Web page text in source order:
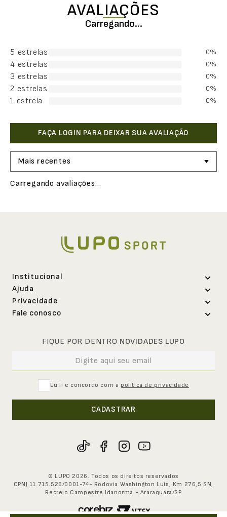
AVALIAÇÕES
Carregando…
5 estrelas 0%
4 estrelas 0%
3 estrelas 0%
2 estrelas 0%
1 estrela 0%
Mais recentes
Carregando avaliações…
Institucional
Sobre a Lupo
Trabalhe conosco
Representantes
Assessoria de imprensa
Investidores
Seja um franqueado
Sustentabilidade
Ajuda
Política de troca
Privacidade
Regulamento Cashback
Fale conosco
0800-707-8240
Seg. à Sex. - 8h às 17h30
Seg. à Sex. - 8h às 17h30
Pessoa jurídica
Seg. à Sex. - 8h às 17h30
FIQUE POR DENTRO NOVIDADES LUPO
Eu li e concordo com a política de privacidade
CADASTRAR
© LUPO 2026. Todos os direitos reservados
CPNJ 11.715.526/0001-74- Rodovia Washington Luís, Km 276,5 SN,
Recreio Campestre Idanorma - Araraquara/SP